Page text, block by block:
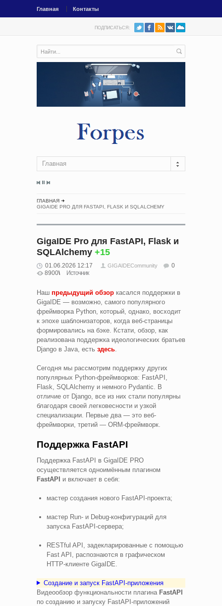
Главная Контакты
ПОДПИСАТЬСЯ:
Главная
ГЛАВНАЯ
GIGAIDE PRO ДЛЯ FASTAPI, FLASK И SQLALCHEMY
GigaIDE Pro для FastAPI, Flask и
SQLAlchemy +15
01.06.2026 12:17 GIGAIDECommunity
0
8900
Источник
Наш предыдущий обзор касался поддержки в
GigaIDE — возможно, самого популярного
фреймворка Python, который, однако, восходит
к эпохе шаблонизаторов, когда веб-страницы
формировались на бэке. Кстати, обзор, как
реализована поддержка идеологических братьев
Django в Java, есть здесь
Сегодня мы рассмотрим поддержку других
популярных Python-фреймворков: FastAPI,
Flask, SQLAlchemy и немного Pydantic. В
отличие от Django, все из них стали популярны
благодаря своей легковесности и узкой
специализации. Первые два — это веб-
фреймворки, третий — ORM-фреймворк.
Поддержка FastAPI
Поддержка FastAPI в GigaIDE PRO
осуществляется одноимённым плагином
FastAPI и включает в себя:
мастер создания нового FastAPI-проекта;
мастер Run- и Debug-конфигураций для
запуска FastAPI-сервера;
RESTful API, задекларированные с помощью
Fast API, распознаются в графическом
HTTP-клиенте GigaIDE.
Создание и запуск FastAPI-приложения
Видеообзор функциональности плагина FastAPI
по созданию и запуску FastAPI-приложений